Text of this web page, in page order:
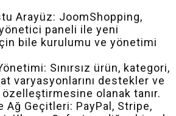
Arayüz: JoomShopping,
paneli ile yeni
bile kurulumu ve yönetimi
Sınırsız ürün, kategori,
varyasyonlarını destekler ve
özelleştirmesine olanak tanır.
Ağ Geçitleri: PayPal, Stripe,